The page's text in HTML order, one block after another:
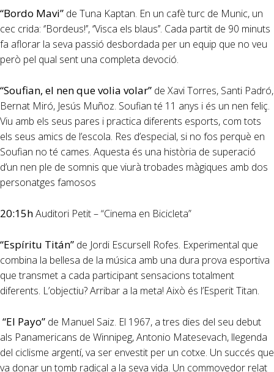
“Bordo Mavi” de Tuna Kaptan. En un cafè turc de Munic, un
cec crida: ‘’Bordeus!’’, ‘’Visca els blaus’’. Cada partit de 90 minuts
fa aflorar la seva passió desbordada per un equip que no veu
però pel qual sent una completa devoció.
“Soufian, el nen que volia volar” de Xavi Torres, Santi Padró,
Bernat Miró, Jesús Muñoz. Soufian té 11 anys i és un nen feliç.
Viu amb els seus pares i practica diferents esports, com tots
els seus amics de l’escola. Res d’especial, si no fos perquè en
Soufian no té cames. Aquesta és una història de superació
d’un nen ple de somnis que viurà trobades màgiques amb dos
personatges famosos
20:15hAuditori Petit – “Cinema en Bicicleta”
“Espíritu Titán” de Jordi Escursell Rofes. Experimental que
combina la bellesa de la música amb una dura prova esportiva
que transmet a cada participant sensacions totalment
diferents. L’objectiu? Arribar a la meta! Això és l’Esperit Titan.
“El Payo” de Manuel Saiz. El 1967, a tres dies del seu debut
als Panamericans de Winnipeg, Antonio Matesevach, llegenda
del ciclisme argentí, va ser envestit per un cotxe. Un succés que
va donar un tomb radical a la seva vida. Un commovedor relat